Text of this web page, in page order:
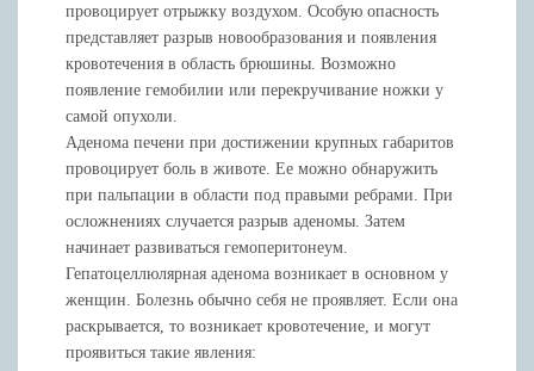
провоцирует отрыжку воздухом. Особую опасность
представляет разрыв новообразования и появления
кровотечения в область брюшины. Возможно
появление гемобилии или перекручивание ножки у
самой опухоли.
Аденома печени при достижении крупных габаритов
провоцирует боль в животе. Ее можно обнаружить
при пальпации в области под правыми ребрами. При
осложнениях случается разрыв аденомы. Затем
начинает развиваться гемоперитонеум.
Гепатоцеллюлярная аденома возникает в основном у
женщин. Болезнь обычно себя не проявляет. Если она
раскрывается, то возникает кровотечение, и могут
проявиться такие явления: